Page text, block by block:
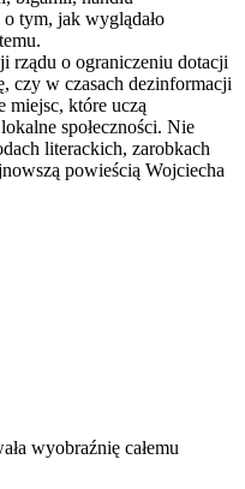
tym, jak wyglądało
rządu o ograniczeniu dotacji
czy w czasach dezinformacji
miejsc, które uczą
społeczności. Nie
literackich, zarobkach
powieścią Wojciecha
wyobraźnię całemu